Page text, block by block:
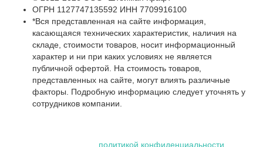
ОГРН 1127747135592 ИНН 7709916100
*Вся представленная на сайте информация,
касающаяся технических характеристик, наличия на
складе, стоимости товаров, носит информационный
характер и ни при каких условиях не является
публичной офертой. На стоимость товаров,
представленных на сайте, могут влиять различные
факторы. Подробную информацию следует уточнять у
сотрудников компании.
политикой конфиденциальности